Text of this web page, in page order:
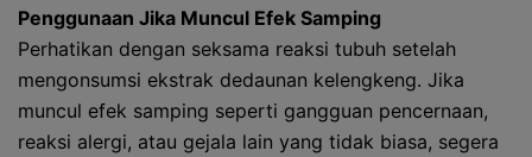
Penggunaan Jika Muncul Efek Samping
Perhatikan dengan seksama reaksi tubuh setelah
mengonsumsi ekstrak dedaunan kelengkeng. Jika
muncul efek samping seperti gangguan pencernaan,
reaksi alergi, atau gejala lain yang tidak biasa, segera